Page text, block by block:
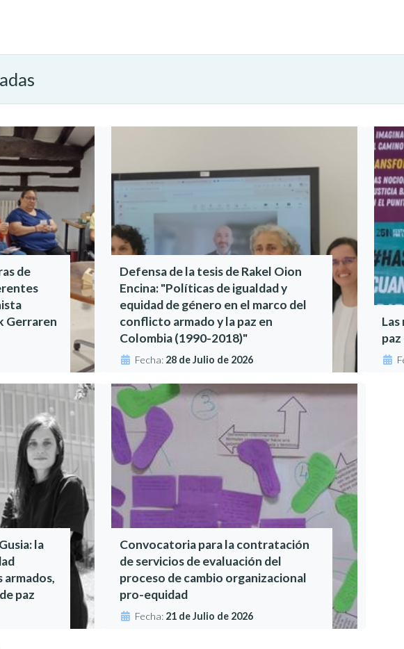
de
Gerraren
Defensa de la tesis de Rakel Oion
Encina: "Políticas de igualdad y
equidad de género en el marco del
conflicto armado y la paz en
Colombia (1990-2018)"
Fecha: 28 de Julio de 2026
la
paz
Convocatoria para la contratación
de servicios de evaluación del
proceso de cambio organizacional
pro-equidad
Fecha: 21 de Julio de 2026